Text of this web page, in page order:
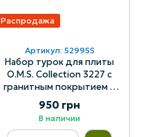
Распродажа
Артикул: 529955
Набор турок для плиты
O.M.S. Collection 3227 с
гранитным покрытием 4
предмета (8682151529955)
950 грн
В наличии